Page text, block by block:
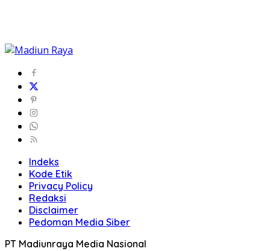
Indeks
Kode Etik
Privacy Policy
Redaksi
Disclaimer
Pedoman Media Siber
PT Madiunraya Media Nasional